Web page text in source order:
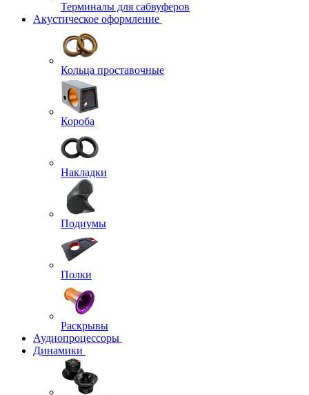
Терминалы для сабвуферов
Акустическое оформление
Кольца проставочные
Короба
Накладки
Подиумы
Полки
Раскрывы
Аудиопроцессоры
Динамики